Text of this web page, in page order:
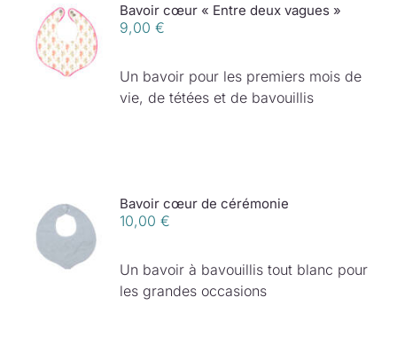
Bavoir cœur « Entre deux vagues »
9,00 €
Un bavoir pour les premiers mois de
vie, de tétées et de bavouillis
Bavoir cœur de cérémonie
10,00 €
Un bavoir à bavouillis tout blanc pour
les grandes occasions